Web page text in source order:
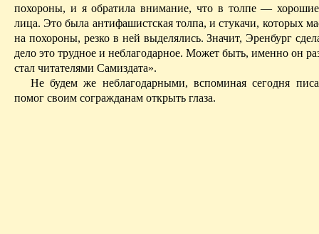
похороны, и я обратила внимание, что в толпе — хорошие
лица. Это была антифашистская толпа, истукачи, которых
на похороны, резко в ней выделялись. Значит, Эренбург
дело это трудное и неблагодарное. Может быть, именно он
стал читателями Сам­издата».
Не будем же неблагодарными, вспоминая сегодня
помог своим согражданам открыть глаза.